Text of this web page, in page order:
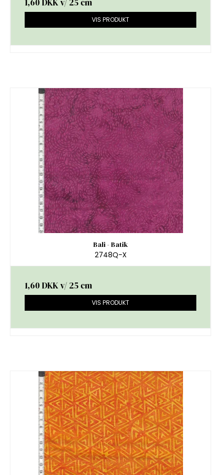
1,60 DKKv/ 25 cm
VIS PRODUKT
Bali - Batik
2748Q-X
1,60 DKKv/ 25 cm
VIS PRODUKT